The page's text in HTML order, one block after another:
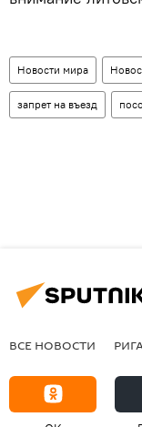
Новости мира
запрет на въезд
ВСЕ НОВОСТИ